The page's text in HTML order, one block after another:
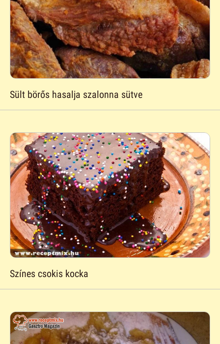
Sült börős hasalja szalonna sütve
Színes csokis kocka